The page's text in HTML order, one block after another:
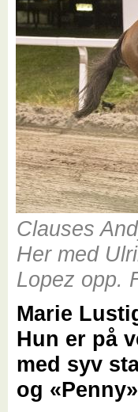
Clauses
Her med
Lopez opp.
Marie
Hun er på
med syv
og